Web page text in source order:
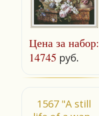
Цена за набор:
14745 руб.
1567 "A still